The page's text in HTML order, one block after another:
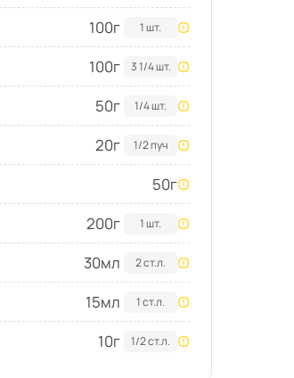
100г 1 шт.
100г 3 1/4 шт.
50г 1/4 шт.
20г 1/2 пуч
50г
200г 1 шт.
30мл 2 ст.л.
15мл 1 ст.л.
10г 1/2 ст.л.